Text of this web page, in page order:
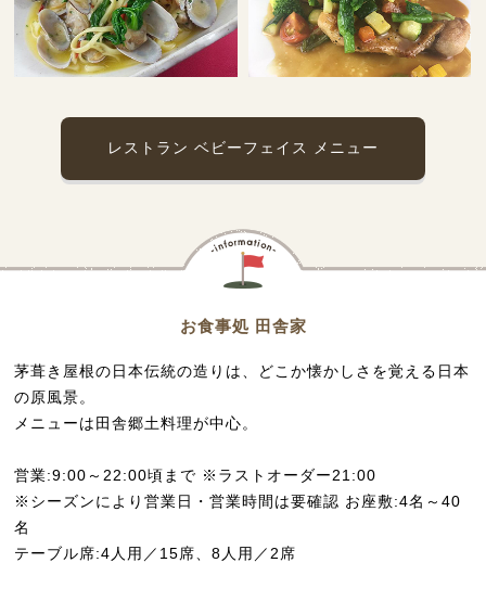
レストラン ベビーフェイス メニュー
お食事処 田舎家
茅葺き屋根の日本伝統の造りは、どこか懐かしさを覚える日本
の原風景。
メニューは田舎郷土料理が中心。
営業:9:00～22:00頃まで ※ラストオーダー21:00
※シーズンにより営業日・営業時間は要確認 お座敷:4名～40
名
テーブル席:4人用／15席、8人用／2席